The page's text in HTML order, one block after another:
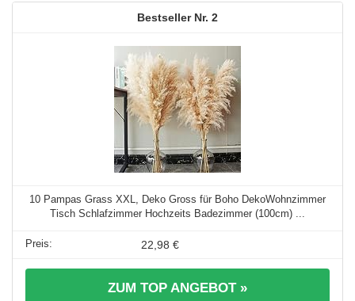
2
10 Pampas Grass XXL, Deko Gross für Boho DekoWohnzimmer
Tisch Schlafzimmer Hochzeits Badezimmer (100cm) ...
22,98 €
ZUM TOP ANGEBOT »